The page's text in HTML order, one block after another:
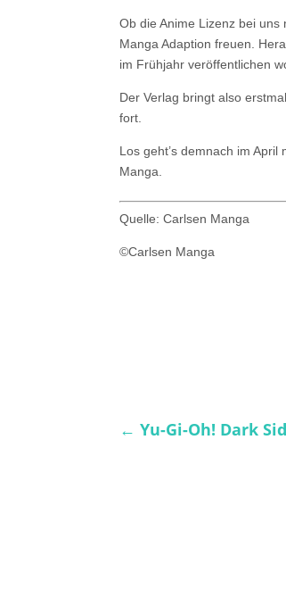
Ob die Anime Lizenz bei
Manga Adaption freuen.
im Frühjahr veröffentlichen
Der Verlag bringt also
fort.
Los geht’s demnach im April
Manga.
Quelle: Carlsen Manga
©Carlsen Manga
←Yu-Gi-Oh! Dark